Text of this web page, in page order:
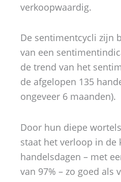
verkoopwaardig.
De sentimentcycli zijn
van een
de trend van het
de afgelopen 135
ongeveer 6 maanden).
Door hun diepe
staat het verloop in
handelsdagen – met
van 97% – zo goed als